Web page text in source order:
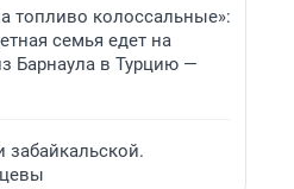
топливо колоссальные»:
семья едет на
Барнаула в Турцию —
забайкальской.